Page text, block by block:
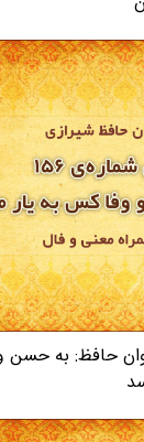
۱۵۶ دیوان حافظ: به